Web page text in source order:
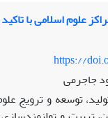
علوم اسلامی با
https://
جاجرمی
توسعه و ترویج